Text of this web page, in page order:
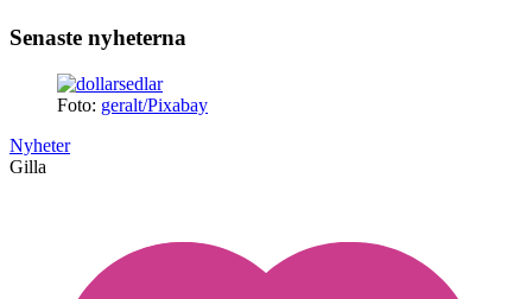
Senaste nyheterna
Foto: geralt/Pixabay
Nyheter
Gilla